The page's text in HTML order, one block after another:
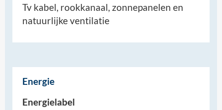
Tv kabel, rookkanaal, zonnepanelen en
natuurlijke ventilatie
Energie
Energielabel